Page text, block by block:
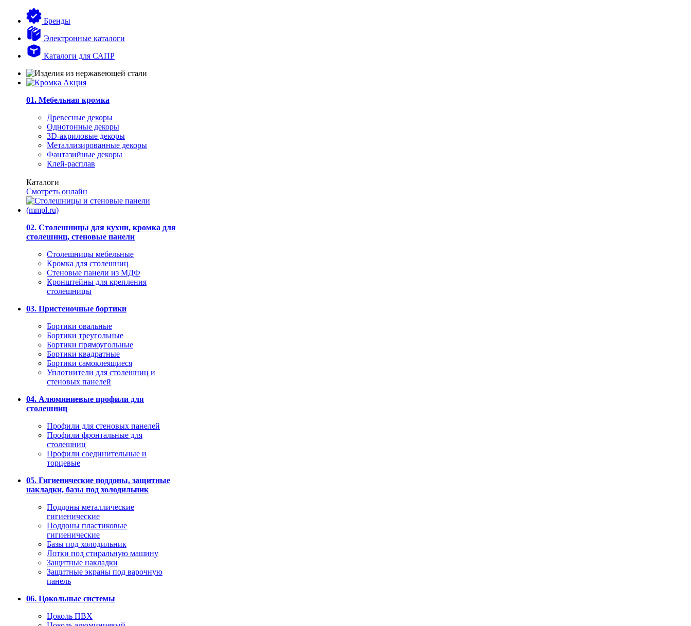
Бренды
Электронные каталоги
Каталоги для САПР
01. Мебельная кромка
Древесные декоры
Однотонные декоры
3D-акриловые декоры
Металлизированные декоры
Фантазийные декоры
Клей-расплав
Каталоги
Смотреть онлайн
02. Столешницы для кухни, кромка для
столешниц, стеновые панели
Столешницы мебельные
Кромка для столешниц
Стеновые панели из МДФ
Кронштейны для крепления
столешницы
03. Пристеночные бортики
Бортики овальные
Бортики треугольные
Бортики прямоугольные
Бортики квадратные
Бортики самоклеящиеся
Уплотнители для столешниц и
стеновых панелей
04. Алюминиевые профили для
столешниц
Профили для стеновых панелей
Профили фронтальные для
столешниц
Профили соединительные и
торцевые
05. Гигиенические поддоны, защитные
накладки, базы под холодильник
Поддоны металлические
гигиенические
Поддоны пластиковые
гигиенические
Базы под холодильник
Лотки под стиральную машину
Защитные накладки
Защитные экраны под варочную
панель
06. Цокольные системы
Цоколь ПВХ